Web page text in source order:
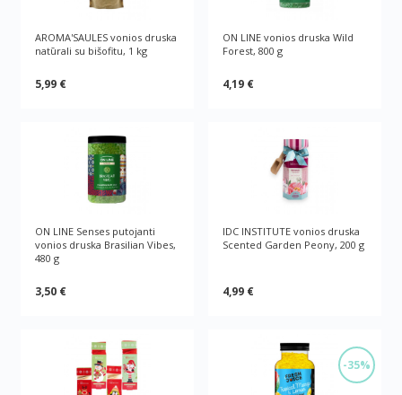
AROMA'SAULES vonios druska
natūrali su bišofitu, 1 kg
5,99 €
ON LINE vonios druska Wild
Forest, 800 g
4,19 €
ON LINE Senses putojanti
vonios druska Brasilian Vibes,
480 g
3,50 €
IDC INSTITUTE vonios druska
Scented Garden Peony, 200 g
4,99 €
-35%